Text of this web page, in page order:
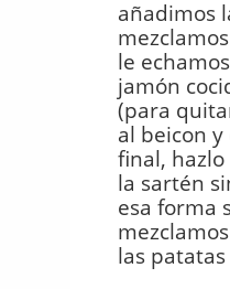
añadimos
le
jamón
(para
al beicon
final,
la sartén
esa forma
las